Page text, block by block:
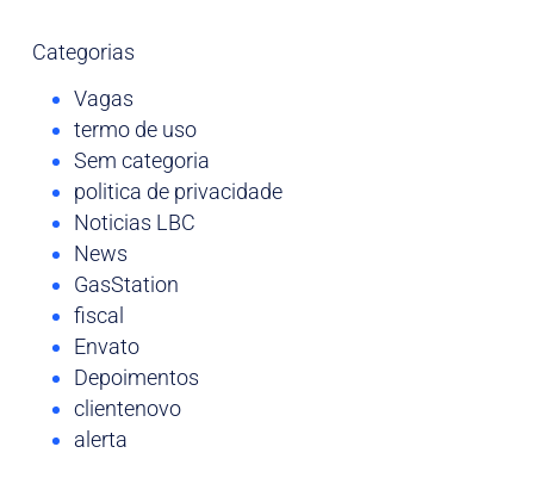
Categorias
Vagas
termo de uso
Sem categoria
politica de privacidade
Noticias LBC
News
GasStation
fiscal
Envato
Depoimentos
clientenovo
alerta